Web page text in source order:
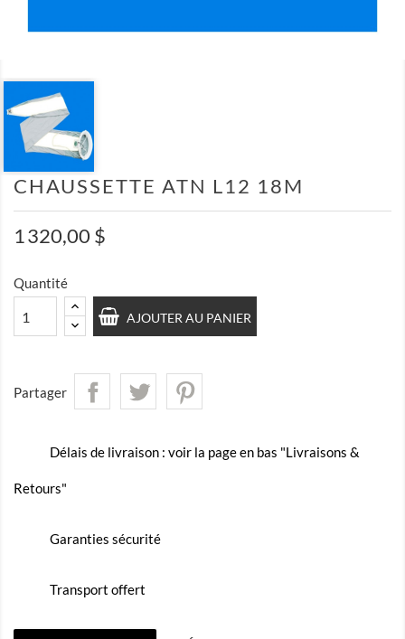
CHAUSSETTE ATN L12 18M
1 320,00 $
Quantité
AJOUTER AU PANIER
Partager
Délais de livraison : voir la page en bas "Livraisons &
Retours"
Garanties sécurité
Transport offert